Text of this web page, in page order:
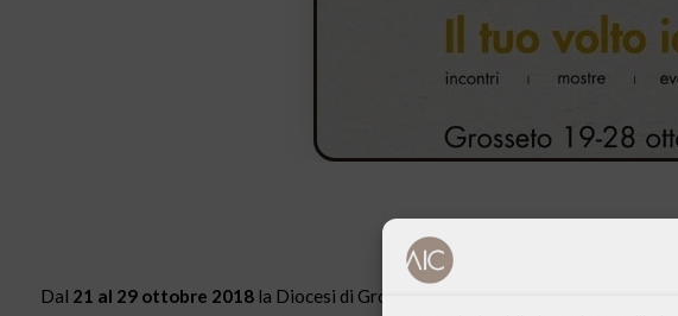
Dal 21 al 29 ottobre 2018la Diocesi di Grosseto propone la seconda edizione